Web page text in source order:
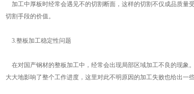
加工中厚板时经常会遇见不的切割断面，这样的切割不仅成品质量
切割手段的价值。
3.整板加工稳定性问题
在对国产钢材的整板加工中，经常会出现局部区域加工不良的现象
大大地影响了整个工作进度，这里对此不明原因的加工失败也给出一